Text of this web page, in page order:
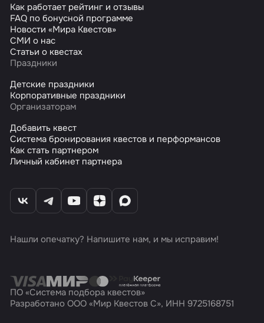
Как работает рейтинг и отзывы
FAQ по бонусной программе
Новости «Мира Квестов»
СМИ о нас
Статьи о квестах
Праздники
Детские праздники
Корпоративные праздники
Организаторам
Добавить квест
Система бронирования квестов и перформансов
Как стать партнером
Личный кабинет партнера
Нашли опечатку? Напишите нам, и мы исправим!
ПО «Система подбора квестов»
Разработано ООО «Мир Квестов С», ИНН 9725168751